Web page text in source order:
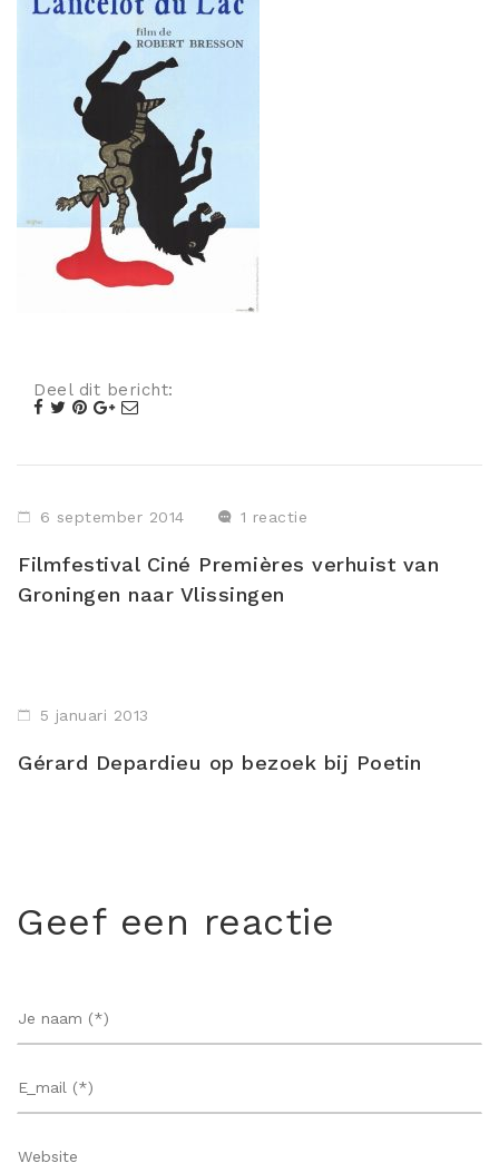
Oorlogsfilm
Romantische komedie
Deel dit bericht:
6 september 2014 1 reactie
Filmfestival Ciné Premières verhuist van
Groningen naar Vlissingen
5 januari 2013
Gérard Depardieu op bezoek bij Poetin
Geef een reactie